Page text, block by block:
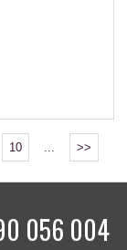
10 >>
056 004